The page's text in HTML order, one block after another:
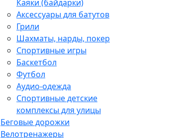
Каяки (байдарки)
Аксессуары для батутов
Грили
Шахматы, нарды, покер
Спортивные игры
Баскетбол
Футбол
Аудио-одежда
Спортивные детские
комплексы для улицы
Беговые дорожки
Велотренажеры